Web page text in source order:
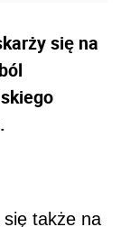
się na
także na